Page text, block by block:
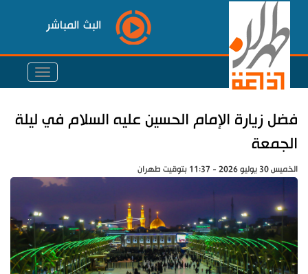
البث المباشر
فضل زيارة الإمام الحسين عليه السلام في ليلة
الجمعة
الخميس 30 يوليو 2026 - 11:37 بتوقيت طهران